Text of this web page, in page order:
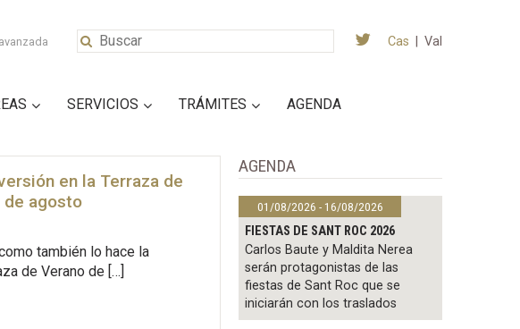
Cas Val
SERVICIOS TRÁMITES AGENDA
en la Terraza de
de agosto
también lo hace la
de Verano de […]
AGENDA
01/08/2026 - 16/08/2026
FIESTAS DE SANT ROC 2026
Carlos Baute y Maldita Nerea
serán protagonistas de las
fiestas de Sant Roc que se
iniciarán con los traslados